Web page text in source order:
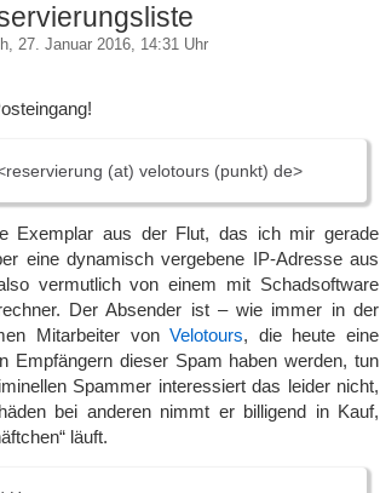
27. Januar 2016, 14:31 Uhr
(at) velotours (punkt) de>
Exemplar aus der Flut, das ich mir gerade
eine dynamisch vergebene IP-Adresse aus
vermutlich von einem mit Schadsoftware
Der Absender ist – wie immer in der
Mitarbeiter vonVelotours, die heute eine
Empfängern dieser Spam haben werden, tun
Spammer interessiert das leider nicht,
bei anderen nimmt er billigend in Kauf,
läuft.